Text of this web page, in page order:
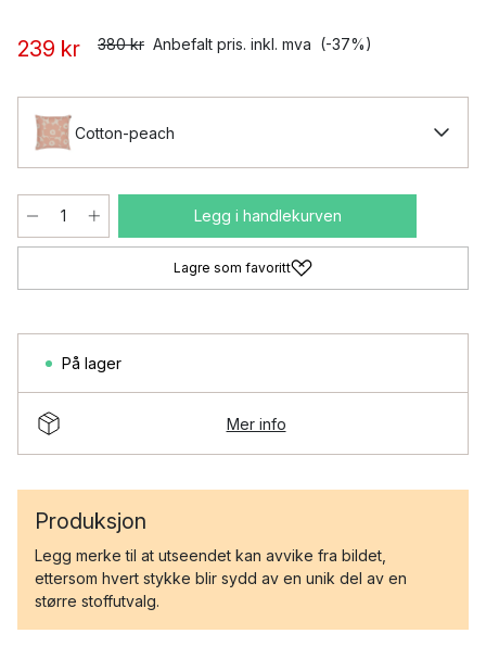
239 kr 380 kr Anbefalt pris. inkl. mva (-37%)
Cotton-peach
Legg i handlekurven
Lagre som favoritt
På lager
Mer info
Produksjon
Legg merke til at utseendet kan avvike fra bildet,
ettersom hvert stykke blir sydd av en unik del av en
større stoffutvalg.